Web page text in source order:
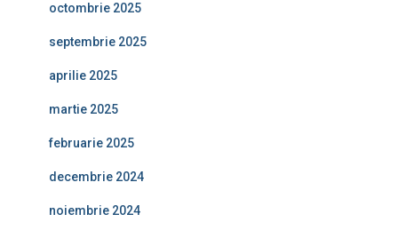
octombrie 2025
septembrie 2025
aprilie 2025
martie 2025
februarie 2025
decembrie 2024
noiembrie 2024